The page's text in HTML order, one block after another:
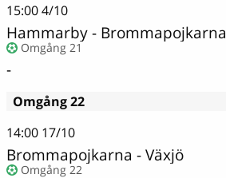
15:004/10
Hammarby - Brommapojkarna
Omgång 21
-
Omgång 22
14:00 17/10
Brommapojkarna - Växjö
Omgång 22